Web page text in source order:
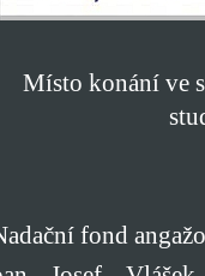
Místo konání ve
fond